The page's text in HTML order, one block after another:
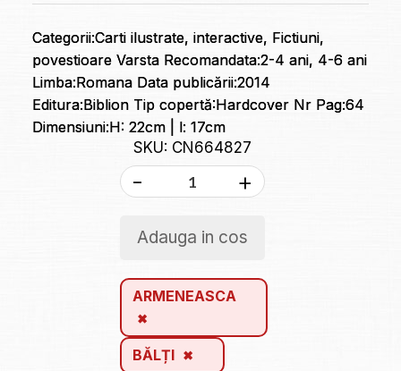
Categorii:Carti ilustrate, interactive, Fictiuni,
povestioare Varsta Recomandata:2-4 ani, 4-6 ani
Limba:Romana Data publicării:2014
Editura:Biblion Tip copertă:Hardcover Nr Pag:64
Dimensiuni:H: 22cm | l: 17cm
SKU: CN664827
- +
Adauga in cos
ARMENEASCA
BĂLȚI